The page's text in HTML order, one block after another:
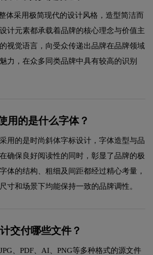
体采用极简现代的设计风格，造型简洁而
计元素都承载着品牌的核心理念与价值主
视觉语言，向受众传递出品牌在品牌领域
力，在众多同类品牌中具有较高的识别
用的是什么字体？
用的是时尚斜体字标设计，字体造型与品
确保良好阅读性的同时，彰显了品牌的极
体的结构、粗细及间距都经过精心考量，
寸和场景下均能保持一致的品牌调性。
交付哪些文件？
、PDF、AI、PNG等多种格式的源文件